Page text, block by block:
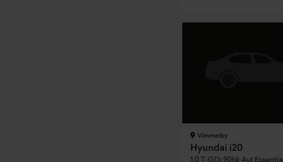
Vimmerby
Hyundai i20
1.0 T-GDi 90hk Aut Essential